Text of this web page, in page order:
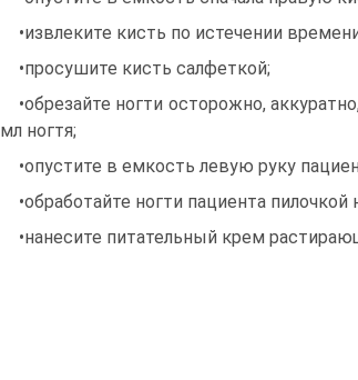
•извлеките кисть по истечении
•просушите кисть салфеткой;
•обрезайте ногти осторожно,
мл ногтя;
•опустите в емкость левую руку
•обработайте ногти пациента пилочкой
•нанесите питательный крем